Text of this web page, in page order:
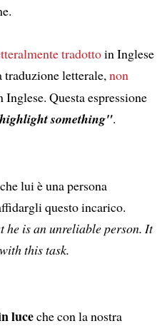
tradottoin Inglese
letterale, non
Questa espressione
something".
lui è una persona
questo incarico.
is an unreliable person. It
this task.
luceche con la nostra